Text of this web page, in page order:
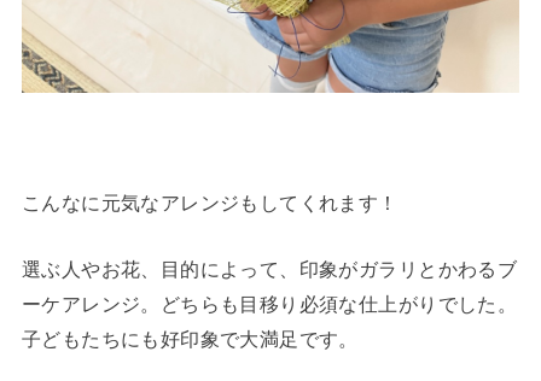
こんなに元気なアレンジもしてくれます！
選ぶ人やお花、目的によって、印象がガラリとかわるブ
ーケアレンジ。どちらも目移り必須な仕上がりでした。
子どもたちにも好印象で大満足です。